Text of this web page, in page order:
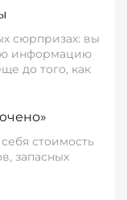
сюрпризах: вы
информацию
до того, как
стоимость
запасных